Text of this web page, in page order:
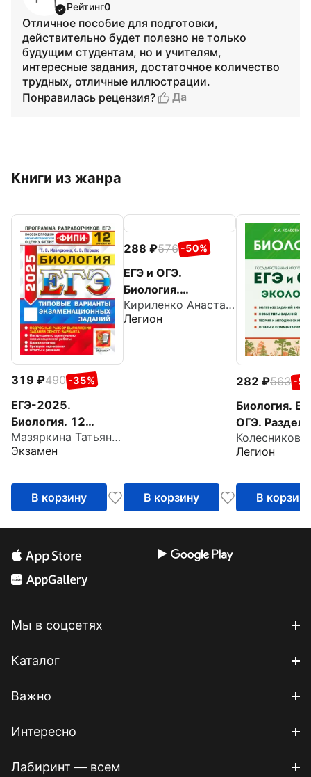
Рейтинг0
Отличное пособие для подготовки,
действительно будет полезно не только
будущим студентам, но и учителям,
интересные задания, достаточное количество
трудных, отличные иллюстрации.
Понравилась рецензия?
Да
Книги из жанра
319 490 -35%
ЕГЭ-2025.
Биология. 12
вариантов.
Типовые варианты
заданий
Мазяркина Татьяна Вячеславовна
Экзамен
В корзину
288 576 -50%
ЕГЭ и ОГЭ.
Биология.
Эволюция
органического
Кириленко Анастасия Анатольевна
Легион
В корзину
282 563 -
Биология.
ОГЭ. Раздел
"Экология".
Легион
В корзину
Мы в соцсетях
Каталог
Важно
Интересно
Лабиринт — всем